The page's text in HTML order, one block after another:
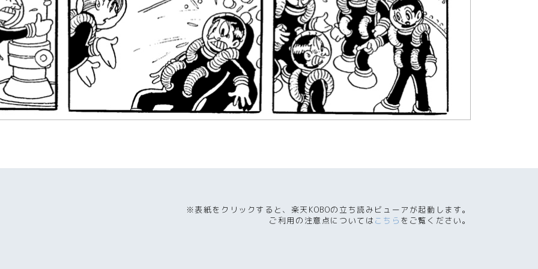
※表紙をクリックすると、楽天KOBOの立ち読みビューアが起動します。
ご利用の注意点については こちら をご覧ください。